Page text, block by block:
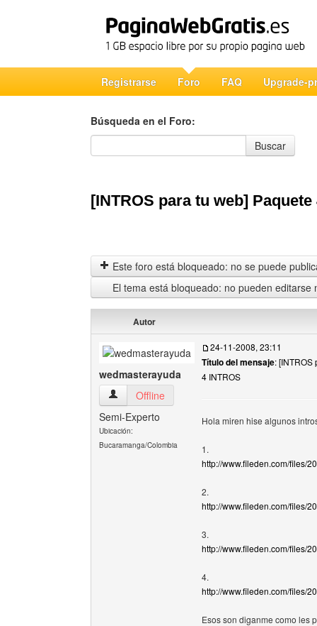
Registrarse Foro FAQ Upgrade-
Búsqueda en el Foro:
Búsqueda en el Foro
Buscar
[INTROS para tu web] Paquete
Este foro está bloqueado: no se puede
El tema está bloqueado: no pueden editarse
Autor
wedmasterayuda
wedmasterayuda Ver perfil del usuario
Offline
Semi-Experto
Ubicación:
Bucaramanga/Colombia
24-11-2008, 23:11
Título del mensaje: [INTROS
4 INTROS
Hola miren hise algunos
1.
http://www.fileden.com/files/
2.
http://www.fileden.com/files/
3.
http://www.fileden.com/files/
4.
http://www.fileden.com/files/
Esos son diganme como les